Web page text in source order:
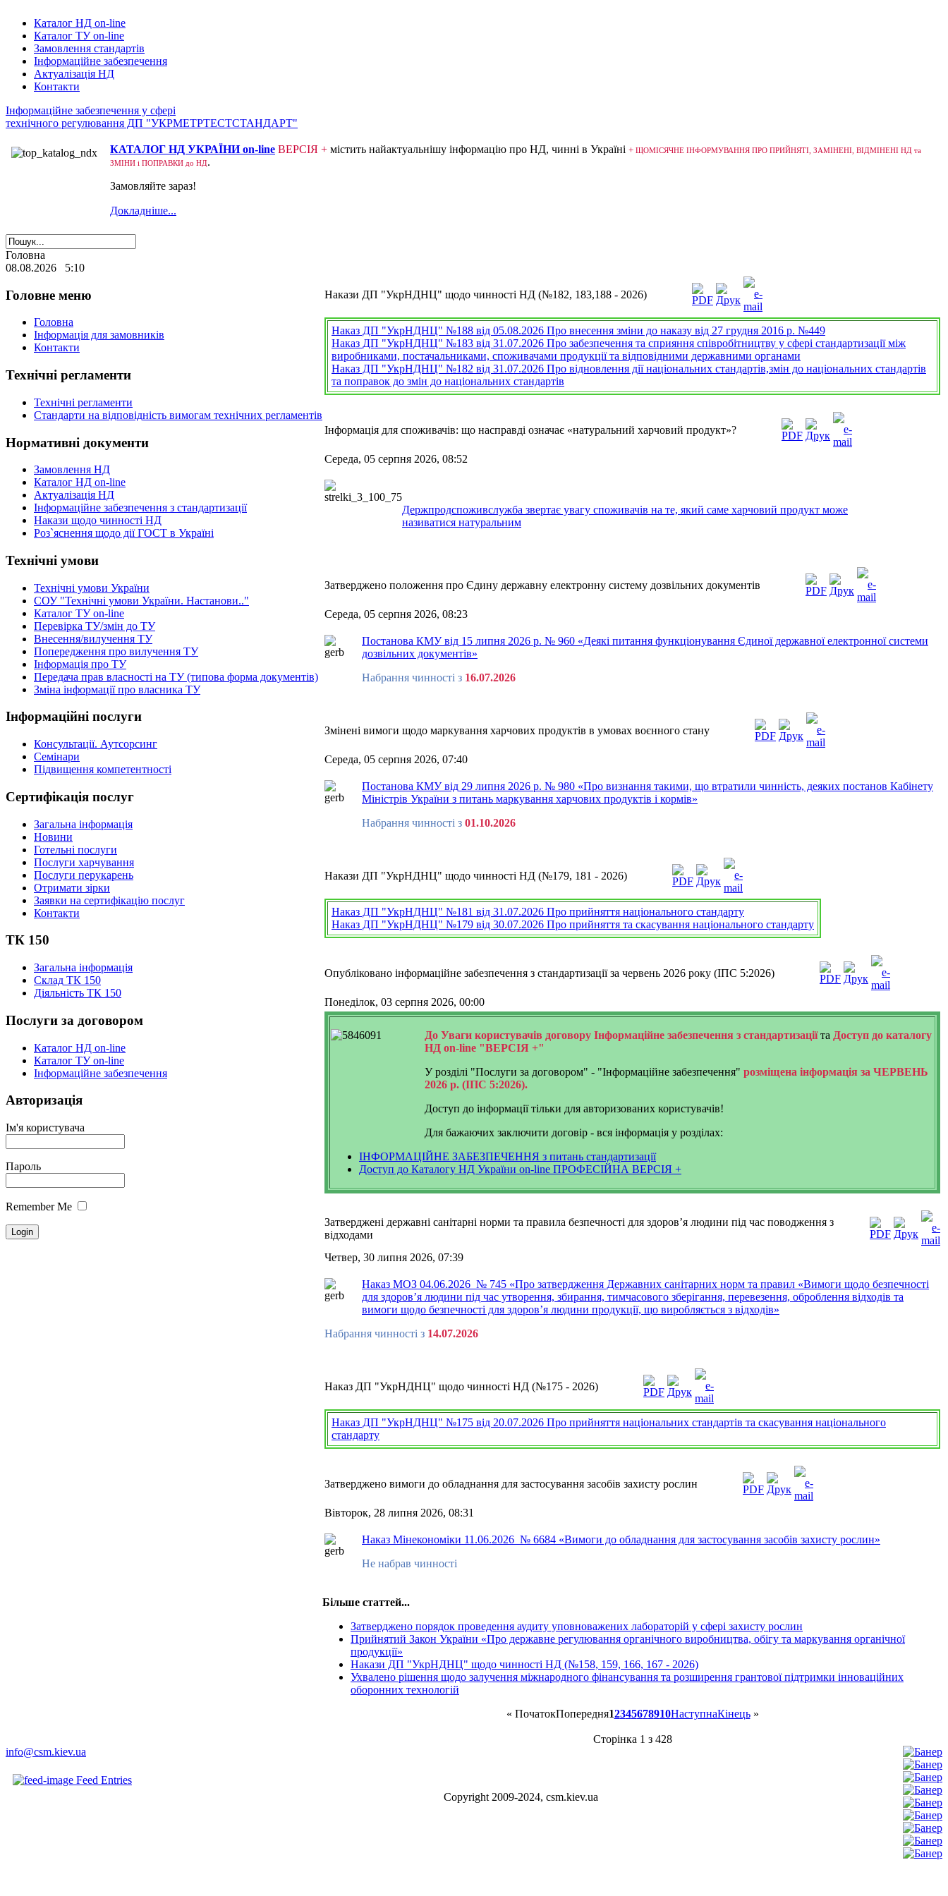
Каталог НД on-line
Каталог ТУ on-line
Замовлення стандартів
Інформаційне забезпечення
Актуалізація НД
Контакти
Інформаційне забезпечення у сфері
технічного регулювання ДП "УКРМЕТРТЕСТСТАНДАРТ"
КАТАЛОГ НД УКРАЇНИ on-line ВЕРСІЯ + містить найактуальнішу інформацію про НД, чинні в Україні + ЩОМІСЯЧНЕ ІНФОРМУВАННЯ ПРО ПРИЙНЯТІ, ЗАМІНЕНІ, ВІДМІНЕНІ НД та
ЗМІНИ і ПОПРАВКИ до НД.
Замовляйте зараз!
Докладніше...
Головна
08.08.2026 5:10
Головне меню
Головна
Інформація для замовників
Контакти
Технічні регламенти
Технічні регламенти
Стандарти на відповідність вимогам технічних регламентів
Нормативні документи
Замовлення НД
Каталог НД on-line
Актуалізація НД
Інформаційне забезпечення з стандартизації
Накази щодо чинності НД
Роз`яснення щодо дії ГОСТ в Україні
Технічні умови
Технічні умови України
СОУ "Технічні умови України. Настанови.."
Каталог ТУ on-line
Перевірка ТУ/змін до ТУ
Внесення/вилучення ТУ
Попередження про вилучення ТУ
Інформація про ТУ
Передача прав власності на ТУ (типова форма документів)
Зміна інформації про власника ТУ
Інформаційні послуги
Консультації. Аутсорсинг
Семінари
Підвищення компетентності
Сертифікація послуг
Загальна інформація
Новини
Готельні послуги
Послуги харчування
Послуги перукарень
Отримати зірки
Заявки на сертифікацію послуг
Контакти
ТК 150
Загальна інформація
Склад ТК 150
Діяльність ТК 150
Послуги за договором
Каталог НД on-line
Каталог ТУ on-line
Інформаційне забезпечення
Авторизація
Ім'я користувача
Пароль
Remember Me
Накази ДП "УкрНДНЦ" щодо чинності НД (№182, 183,188 - 2026)
Наказ ДП "УкрНДНЦ" №188 від 05.08.2026 Про внесення зміни до наказу від 27 грудня 2016 р. №449
Наказ ДП "УкрНДНЦ" №183 від 31.07.2026 Про забезпечення та сприяння співробітництву у сфері стандартизації між
виробниками, постачальниками, споживачами продукції та відповідними державними органами
Наказ ДП "УкрНДНЦ" №182 від 31.07.2026 Про відновлення дії національних стандартів,змін до національних стандартів
та поправок до змін до національних стандартів
Інформація для споживачів: що насправді означає «натуральний харчовий продукт»?
Середа, 05 серпня 2026, 08:52
Держпродспоживслужба звертає увагу споживачів на те, який саме харчовий продукт може
називатися натуральним
Затверджено положення про Єдину державну електронну систему дозвільних документів
Середа, 05 серпня 2026, 08:23
Постанова КМУ від 15 липня 2026 р. № 960 «Деякі питання функціонування Єдиної державної електронної системи
дозвільних документів»
Набрання чинності з 16.07.2026
Змінені вимоги щодо маркування харчових продуктів в умовах воєнного стану
Середа, 05 серпня 2026, 07:40
Постанова КМУ від 29 липня 2026 р. № 980 «Про визнання такими, що втратили чинність, деяких постанов Кабінету
Міністрів України з питань маркування харчових продуктів і кормів»
Набрання чинності з 01.10.2026
Накази ДП "УкрНДНЦ" щодо чинності НД (№179, 181 - 2026)
Наказ ДП "УкрНДНЦ" №181 від 31.07.2026 Про прийняття національного стандарту
Наказ ДП "УкрНДНЦ" №179 від 30.07.2026 Про прийняття та скасування національного стандарту
Опубліковано інформаційне забезпечення з стандартизації за червень 2026 року (ІПС 5:2026)
Понеділок, 03 серпня 2026, 00:00
До Уваги користувачів договору Інформаційне забезпечення з стандартизаціїта Доступ до каталогу
НД on-line "ВЕРСІЯ +"
У розділі "Послуги за договором" - "Інформаційне забезпечення" розміщена інформація за ЧЕРВЕНЬ
2026 р. (ІПС 5:2026).
Доступ до інформації тільки для авторизованих користувачів!
Для бажаючих заключити договір - вся інформація у розділах:
ІНФОРМАЦІЙНЕ ЗАБЕЗПЕЧЕННЯ з питань стандартизації
Доступ до Каталогу НД України on-line ПРОФЕСІЙНА ВЕРСІЯ +
Затверджені державні санітарні норми та правила безпечності для здоров’я людини під час поводження з
відходами
Четвер, 30 липня 2026, 07:39
Наказ МОЗ 04.06.2026 № 745 «Про затвердження Державних санітарних норм та правил «Вимоги щодо безпечності
для здоров’я людини під час утворення, збирання, тимчасового зберігання, перевезення, оброблення відходів та
вимоги щодо безпечності для здоров’я людини продукції, що виробляється з відходів»
Набрання чинності з 14.07.2026
Наказ ДП "УкрНДНЦ" щодо чинності НД (№175 - 2026)
Наказ ДП "УкрНДНЦ" №175 від 20.07.2026 Про прийняття національних стандартів та скасування національного
стандарту
Затверджено вимоги до обладнання для застосування засобів захисту рослин
Вівторок, 28 липня 2026, 08:31
Наказ Мінекономіки 11.06.2026 № 6684 «Вимоги до обладнання для застосування засобів захисту рослин»
Не набрав чинності
Більше статтей...
Затверджено порядок проведення аудиту уповноважених лабораторій у сфері захисту рослин
Прийнятий Закон України «Про державне регулювання органічного виробництва, обігу та маркування органічної
продукції»
Накази ДП "УкрНДНЦ" щодо чинності НД (№158, 159, 166, 167 - 2026)
Ухвалено рішення щодо залучення міжнародного фінансування та розширення грантової підтримки інноваційних
оборонних технологій
« ПочатокПопередня12345678910НаступнаКінець»
Сторінка 1 з 428
info@csm.kiev.ua
Feed Entries
Сopyright 2009-2024, csm.kiev.ua